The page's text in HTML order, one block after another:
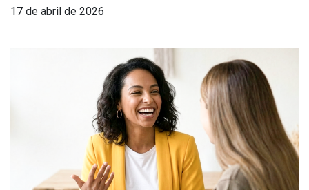
17 de abril de 2026